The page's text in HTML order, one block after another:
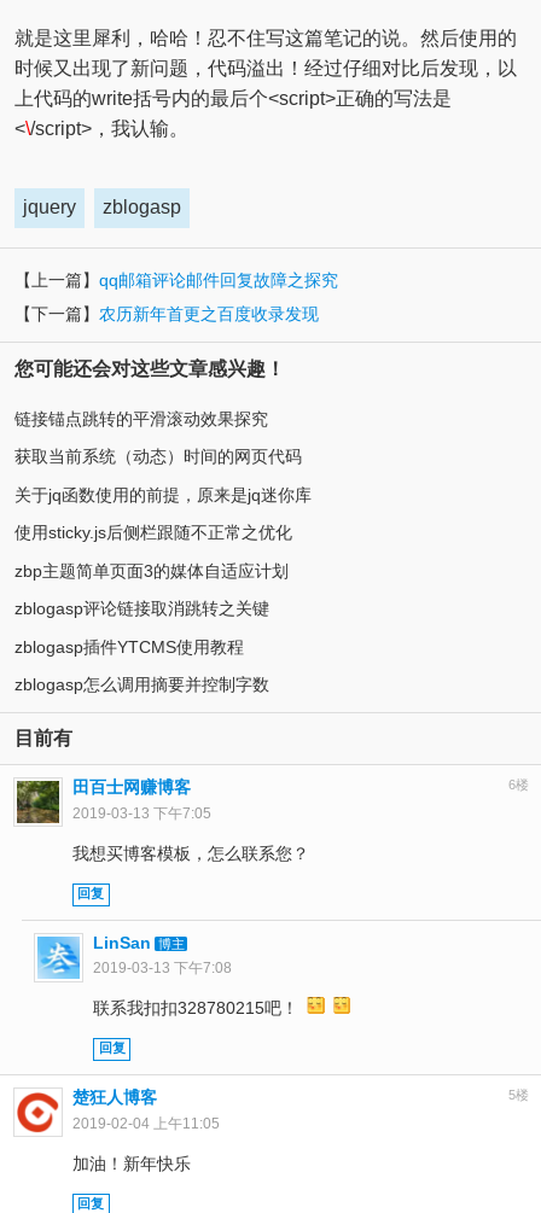
就是这里犀利，哈哈！忍不住写这篇笔记的说。然后使用的
时候又出现了新问题，代码溢出！经过仔细对比后发现，以
上代码的write括号内的最后个<script>正确的写法是
<\/script>，我认输。
jquery zblogasp
【上一篇】 qq邮箱评论邮件回复故障之探究
【下一篇】 农历新年首更之百度收录发现
您可能还会对这些文章感兴趣！
链接锚点跳转的平滑滚动效果探究
获取当前系统（动态）时间的网页代码
关于jq函数使用的前提，原来是jq迷你库
使用sticky.js后侧栏跟随不正常之优化
zbp主题简单页面3的媒体自适应计划
zblogasp评论链接取消跳转之关键
zblogasp插件YTCMS使用教程
zblogasp怎么调用摘要并控制字数
目前有
6楼
田百士网赚博客
2019-03-13 下午7:05
我想买博客模板，怎么联系您？
回复
LinSan 博主
2019-03-13 下午7:08
联系我扣扣328780215吧！
回复
5楼
楚狂人博客
2019-02-04 上午11:05
加油！新年快乐
回复